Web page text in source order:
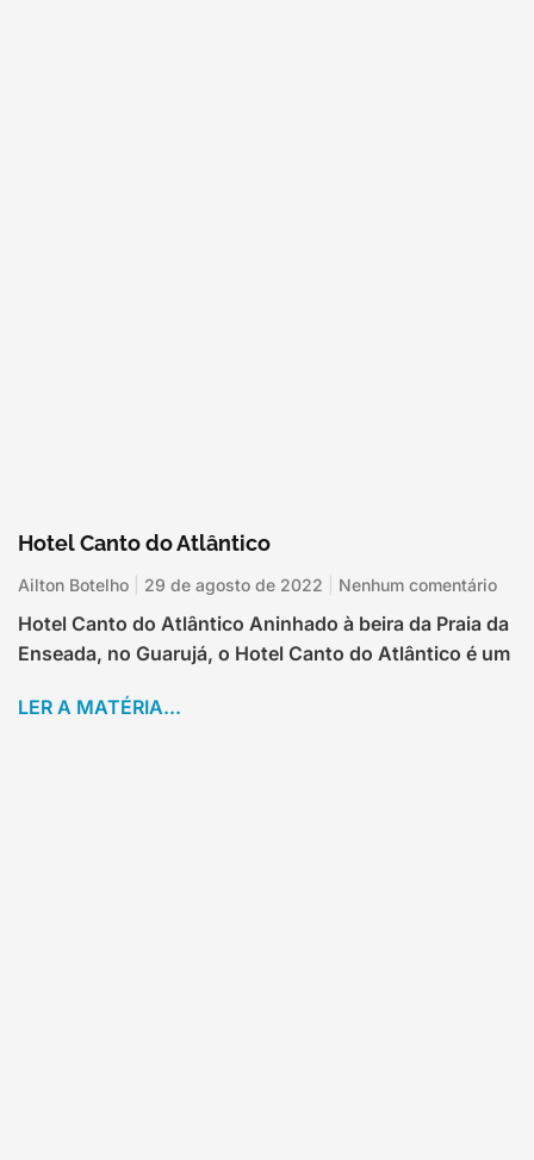
Hotel Canto do Atlântico
Ailton Botelho 29 de agosto de 2022 Nenhum comentário
Hotel Canto do Atlântico Aninhado à beira da Praia da
Enseada, no Guarujá, o Hotel Canto do Atlântico é um
LER A MATÉRIA...